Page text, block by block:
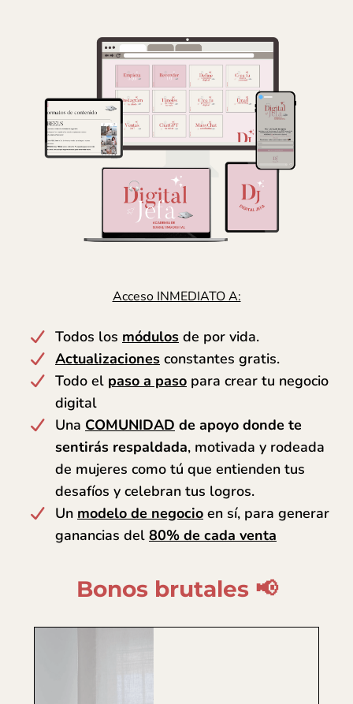
Acceso INMEDIATO A:
Todos los módulos de por vida.
Actualizaciones constantes gratis.
Todo el paso a paso para crear tu negocio
digital
Una COMUNIDAD de apoyo donde te
sentirás respaldada, motivada y rodeada
de mujeres como tú que entienden tus
desafíos y celebran tus logros.
Un modelo de negocio en sí, para generar
ganancias del 80% de cada venta
Bonos brutales 📢